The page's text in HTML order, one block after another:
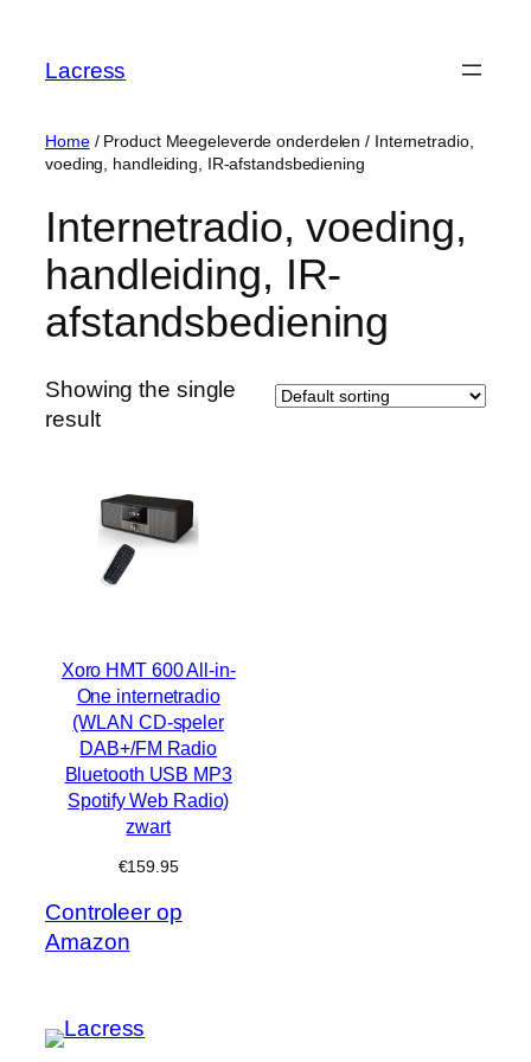
content
Lacress
Home/ Product Meegeleverde onderdelen / ‎Internetradio,
voeding, handleiding, IR-afstandsbediening
‎Internetradio, voeding,
handleiding, IR-
afstandsbediening
Showing the single
result
Xoro HMT 600 All-in-
One internetradio
(WLAN CD-speler
DAB+/FM Radio
Bluetooth USB MP3
Spotify Web Radio)
zwart
€159.95
Controleer op
Amazon